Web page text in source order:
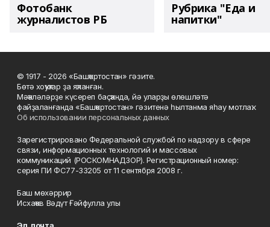
Фотобанк
журналистов РБ
Рубрика "Еда и
напитки"
© 1917 - 2026 «Башҡортостан» гәзите.
Бөтә хоҡуҡтар ҙа яҡланған.
Мәҡәләләрҙе күсереп баҫҡанда, йә уларҙы өлөшләтә
файҙаланғанда «Башҡортостан» гәзитенә һылтанма яһау мотлаҡ.
Об использовании персональных данных
Зарегистрировано Федеральной службой по надзору в сфере
связи, информационных технологий и массовых
коммуникаций (РОСКОМНАДЗОР). Регистрационный номер:
серия ПИ ФС77-33205 от 11 сентября 2008 г.
Баш мөхәррир
Исхаҡов Вәдүт Ғәйфулла улы